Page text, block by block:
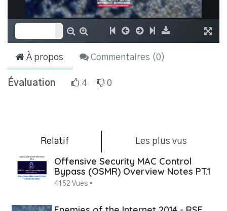
Relatif Les plus vus
Offensive Security MAC Control
Bypass (OSMR) Overview Notes PT.1
4152 Vues •
À propos Commentaires (0)
Évaluation 4 0